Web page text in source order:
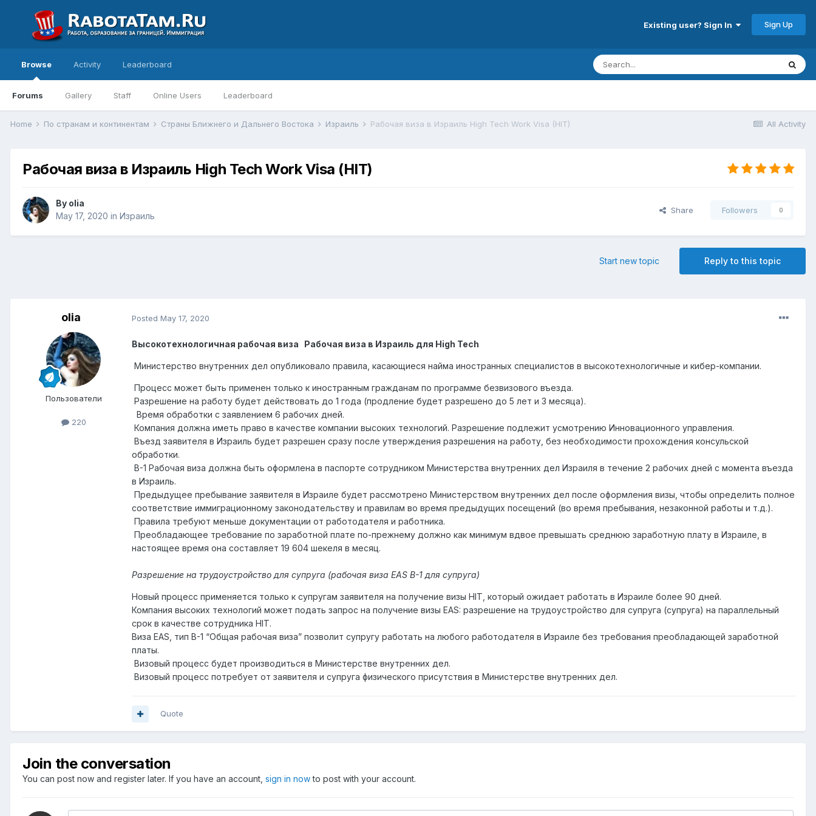
Existing user? Sign In Sign Up
Browse
Forums Gallery Staff Online Users Leaderboard
Activity Leaderboard
All Activity
Home По странам и континентам Страны Ближнего и Дальнего Востока Израиль Рабочая виза в Израиль High Tech Work Visa (HIT)
Рабочая виза в Израиль High Tech Work Visa (HIT)
By olia
May 17, 2020 in Израиль
Share Followers 0
Reply to this topic
Start new topic
olia
Пользователи
220
Posted May 17, 2020
Высокотехнологичная рабочая виза Рабочая виза в Израиль для High Tech
Министерство внутренних дел опубликовало правила, касающиеся найма иностранных специалистов в высокотехнологичные и кибер-компании.
Процесс может быть применен только к иностранным гражданам по программе безвизового въезда.
Разрешение на работу будет действовать до 1 года (продление будет разрешено до 5 лет и 3 месяца).
Время обработки с заявлением 6 рабочих дней.
Компания должна иметь право в качестве компании высоких технологий. Разрешение подлежит усмотрению Инновационного управления.
Въезд заявителя в Израиль будет разрешен сразу после утверждения разрешения на работу, без необходимости прохождения консульской
обработки.
B-1 Рабочая виза должна быть оформлена в паспорте сотрудником Министерства внутренних дел Израиля в течение 2 рабочих дней с момента въезда
в Израиль.
Предыдущее пребывание заявителя в Израиле будет рассмотрено Министерством внутренних дел после оформления визы, чтобы определить полное
соответствие иммиграционному законодательству и правилам во время предыдущих посещений (во время пребывания, незаконной работы и т.д.).
Правила требуют меньше документации от работодателя и работника.
Преобладающее требование по заработной плате по-прежнему должно как минимум вдвое превышать среднюю заработную плату в Израиле, в
настоящее время она составляет 19 604 шекеля в месяц.
Разрешение на трудоустройство для супруга (рабочая виза EAS B-1 для супруга)
Новый процесс применяется только к супругам заявителя на получение визы HIT, который ожидает работать в Израиле более 90 дней.
Компания высоких технологий может подать запрос на получение визы EAS: разрешение на трудоустройство для супруга (супруга) на параллельный
срок в качестве сотрудника HIT.
Виза EAS, тип B-1 “Общая рабочая виза” позволит супругу работать на любого работодателя в Израиле без требования преобладающей заработной
платы.
Визовый процесс будет производиться в Министерстве внутренних дел.
Визовый процесс потребует от заявителя и супруга физического присутствия в Министерстве внутренних дел.
Quote
Join the conversation
You can post now and register later. If you have an account, sign in nowto post with your account.